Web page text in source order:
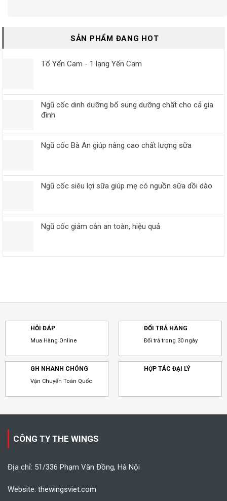
SẢN PHẨM ĐANG HOT
Tổ Yến Cam - 1 lạng Yến Cam
Ngũ cốc dinh dưỡng bổ sung dưỡng chất cho cả gia
đình
Ngũ cốc Bà An giúp nâng cao chất lượng sữa
Ngũ cốc siêu lợi sữa giúp mẹ có nguồn sữa dồi dào
Ngũ cốc giảm cân an toàn, hiệu quả
HỎI ĐÁP
Mua Hàng Online
ĐỔI TRẢ HÀNG
Đổi trả trong 30 ngày
GH NHANH CHÓNG
Vận Chuyển Toàn Quốc
HỢP TÁC ĐẠI LÝ
CÔNG TY THE WINGS
Địa chỉ: 51/336 Phạm Văn Đồng, Hà Nội
Website: thewingsviet.com